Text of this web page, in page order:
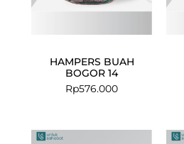
HAMPERS BUAH
BOGOR 14
Rp576.000